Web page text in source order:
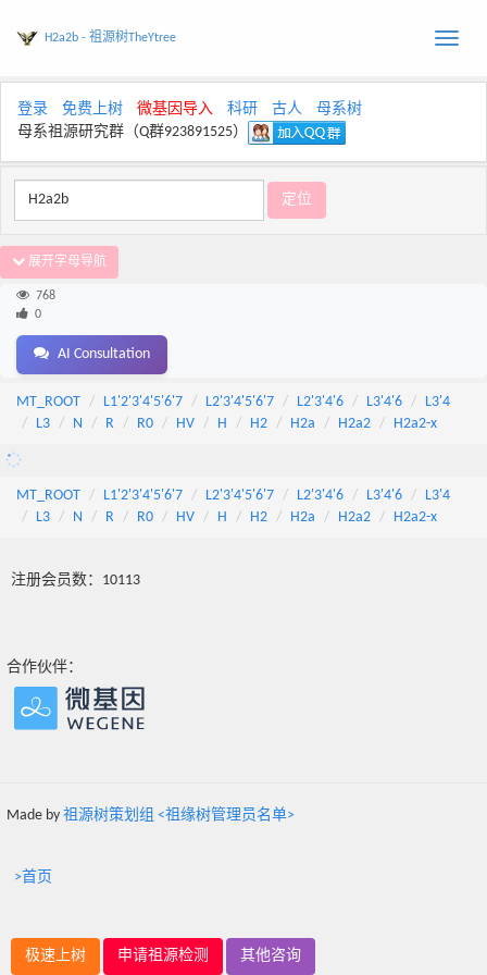
Toggle
H2a2b - 祖源树TheYtree
登录 免费上树 微基因导入 科研 古人
母系树
母系祖源研究群（Q群923891525）
展开字母导航
768
0
AI Consultation
MT_ROOT L1'2'3'4'5'6'7 L2'3'4'5'6'7 L2'3'4'6 L3'4'6
L3'4
L3
N R R0 HV H H2 H2a H2a2 H2a2-x
MT_ROOT L1'2'3'4'5'6'7 L2'3'4'5'6'7 L2'3'4'6 L3'4'6
L3'4
L3
N R R0 HV H H2 H2a H2a2 H2a2-x
注册会员数：10113
合作伙伴：
Made by 祖源树策划组 <祖缘树管理员名单>
>首页
极速上树 申请祖源检测 其他咨询